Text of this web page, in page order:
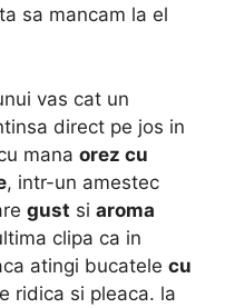
sa mancam la el
vas cat un
direct pe jos in
mana orez cu
, intr-un amestec
gust si aroma
clipa ca in
atingi bucatele cu
ridica si pleaca. la